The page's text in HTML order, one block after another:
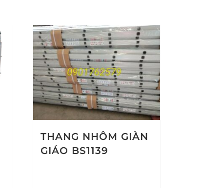
THANG NHÔM GIÀN
GIÁO BS1139